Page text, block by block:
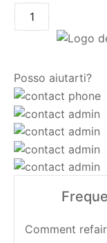
Posso aiutarti?
Comment